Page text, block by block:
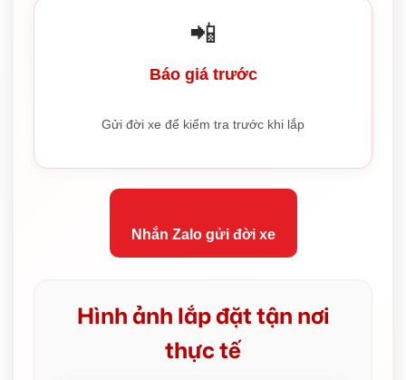
📲
Báo giá trước
Gửi đời xe để kiểm tra trước khi lắp
Nhắn Zalo gửi đời xe
Hình ảnh lắp đặt tận nơi
thực tế